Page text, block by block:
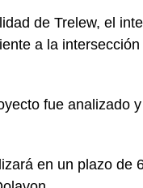
de Trelew, el
a la
fue analizado
en un plazo de